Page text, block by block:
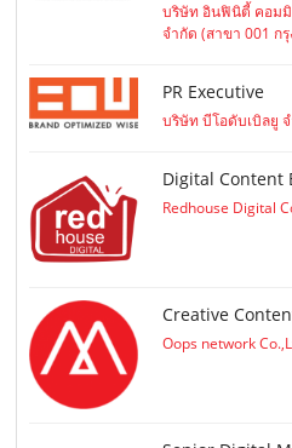
บริษัท อินฟินิตี้ คอม
จำกัด (สาขา 001 กรุ
PR Executive
บริษัท บีโอดับเบิลยู
Digital Content
Redhouse Digital
Creative
Oops network